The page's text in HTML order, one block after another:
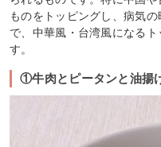
ものをトッピングし、病気
で、中華風・台湾風になる
す。
①牛肉とピータンと油揚